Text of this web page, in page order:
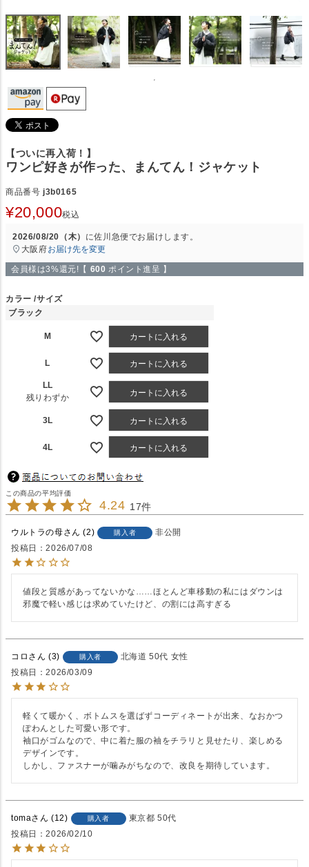
【ついに再入荷！】
ワンピ好きが作った、まんてん！ジャケット
商品番号 j3b0165
¥20,000税込
2026/08/20（木） に佐川急便でお届けします。
大阪府お届け先を変更
会員様は3%還元!【 600 ポイント進呈 】
カラー サイズ
ブラック
M カートに入れる
L カートに入れる
LL
残りわずか
カートに入れる
3L カートに入れる
4L カートに入れる
4.24 17
ウルトラの母 2 購入者
非公開
投稿日
2026/07/08
値段と質感があってないかな……ほとんど車移動の私にはダウンは
邪魔で軽い感じは求めていたけど、の割には高すぎる
コロ 3 購入者 北海道 50代 女性
投稿日
2026/03/09
軽くて暖かく、ボトムスを選ばずコーディネートが出来、なおかつ
ぽわんとした可愛い形です。
袖口がゴムなので、中に着た服の袖をチラリと見せたり、楽しめる
デザインです。
しかし、ファスナーが噛みがちなので、改良を期待しています。
toma 12 購入者 東京都 50代
投稿日
2026/02/10